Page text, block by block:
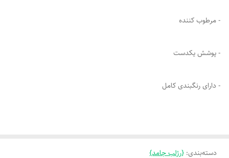
- مرطوب کننده
- پوشش یکدست
- دارای رنگبندی کامل
دسته‌بندی: {رژلب جامد}